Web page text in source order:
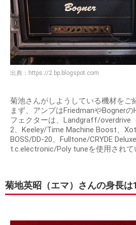
出典： https://2.bp.blogspot.com
菊池さんがしようしている機材をご
まず、アンプはFriedmanやBognerの
フェクターは、Landgraff/overdrive
2、Keeley/Time Machine Boost、
BOSS/DD-20、Fulltone/CRYDE
t.c.electronic/Poly tuneを使用されて
菊地英昭（エマ）さんの身長は